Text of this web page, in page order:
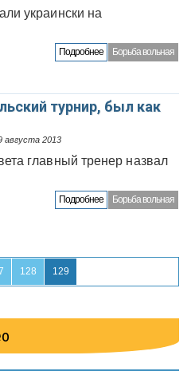
украински на
Борьба вольная
Подробнее
турнир, был как
августа 2013
главный тренер назвал
Борьба вольная
Подробнее
128 129